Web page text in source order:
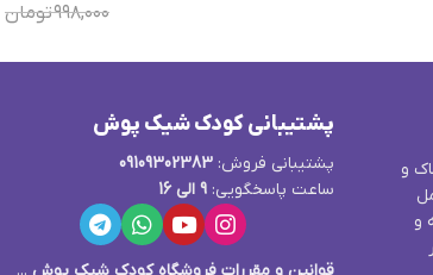
۹۹۸,۰۰۰تومان
و
و
پشتیبانی کودک شیک پوش
پشتیبانی فروش:09109302383
ساعت پاسخگویی:9 الی 16